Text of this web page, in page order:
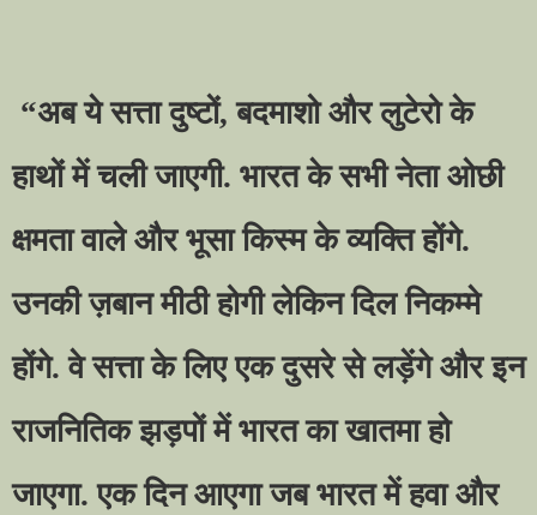
“अब ये सत्ता दुष्टों,बदमाशो और लुटेरो के
हाथों में चली जाएगी. भारत के सभी नेता ओछी
क्षमता वाले और भूसा किस्म के व्यक्ति होंगे.
उनकी ज़बान मीठी होगी लेकिन दिल निकम्मे
होंगे. वे सत्ता के लिए एक दुसरे से लड़ेंगे और इन
राजनितिक झड़पों में भारत का खातमा हो
जाएगा. एक दिन आएगा जब भारत में हवा और